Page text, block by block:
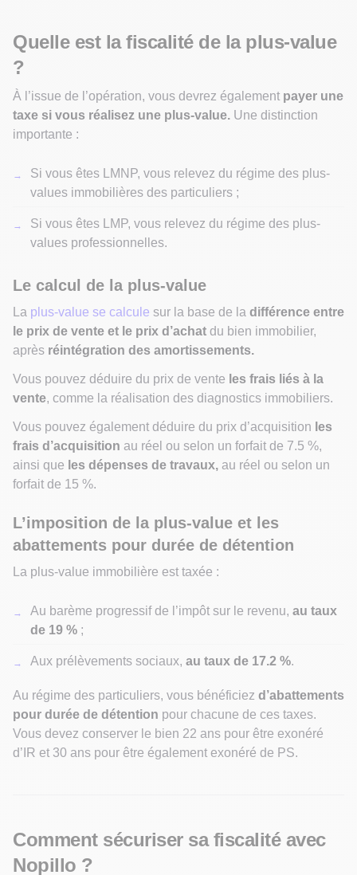
Quelle est la fiscalité de la plus-value
?
À l’issue de l’opération, vous devrez également payer une
taxe si vous réalisez une plus-value. Une distinction
importante :
Si vous êtes LMNP, vous relevez du régime des plus-
values immobilières des particuliers ;
Si vous êtes LMP, vous relevez du régime des plus-
values professionnelles.
Le calcul de la plus-value
La plus-value se calcule sur la base de la différence entre
le prix de vente et le prix d’achat du bien immobilier,
après réintégration des amortissements.
Vous pouvez déduire du prix de vente les frais liés à la
vente, comme la réalisation des diagnostics immobiliers.
Vous pouvez également déduire du prix d’acquisition les
frais d’acquisition au réel ou selon un forfait de 7.5 %,
ainsi que les dépenses de travaux, au réel ou selon un
forfait de 15 %.
L’imposition de la plus-value et les
abattements pour durée de détention
La plus-value immobilière est taxée :
Au barème progressif de l’impôt sur le revenu, au taux
de 19 % ;
Aux prélèvements sociaux, au taux de 17.2 %.
Au régime des particuliers, vous bénéficiez d’abattements
pour durée de détention pour chacune de ces taxes.
Vous devez conserver le bien 22 ans pour être exonéré
d’IR et 30 ans pour être également exonéré de PS.
Comment sécuriser sa fiscalité avec
Nopillo ?